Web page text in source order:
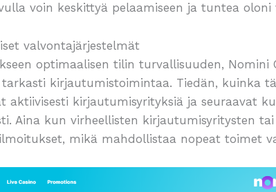
voin keskittyä pelaamiseen ja tuntea oloni
valvontajärjestelmät
optimaalisen tilin turvallisuuden,
tarkasti kirjautumistoimintaa. Tiedän, kuinka
aktiivisesti kirjautumisyrityksiä ja seuraavat
Aina kun virheellisten kirjautumisyritysten
mikä mahdollistaa nopeat toimet